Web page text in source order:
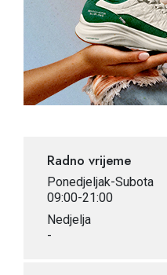
Radno vrijeme
Ponedjeljak-Subota
09:00-21:00
Nedjelja
-